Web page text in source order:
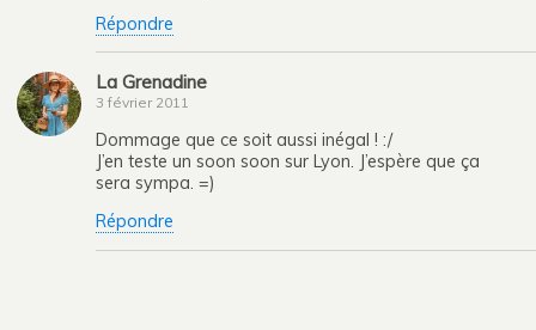
Répondre
La Grenadine
3 février 2011
Dommage que ce soit aussi inégal ! :/
J’en teste un soon soon sur Lyon. J’espère que ça
sera sympa. =)
Répondre